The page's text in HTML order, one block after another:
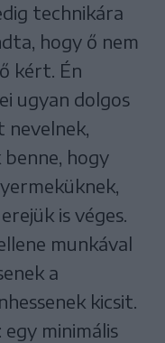
technikára
hogy ő nem
kért. Én
ugyan dolgos
nevelnek,
hogy
is véges.
munkával
a
kicsit.
minimális